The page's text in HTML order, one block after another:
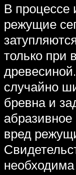
В процессе
режущие
только при
случайно
бревна и
абразивное
вред
необходима